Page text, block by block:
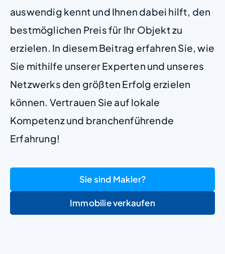
auswendig kennt und Ihnen dabei hilft, den
bestmöglichen Preis für Ihr Objekt zu
erzielen. In diesem Beitrag erfahren Sie, wie
Sie mithilfe unserer Experten und unseres
Netzwerks den größten Erfolg erzielen
können. Vertrauen Sie auf lokale
Kompetenz und branchenführende
Erfahrung!
Sie sind Makler?
Immobilie verkaufen